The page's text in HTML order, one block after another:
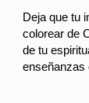
Deja que tu
colorear de
de tu
enseñanzas